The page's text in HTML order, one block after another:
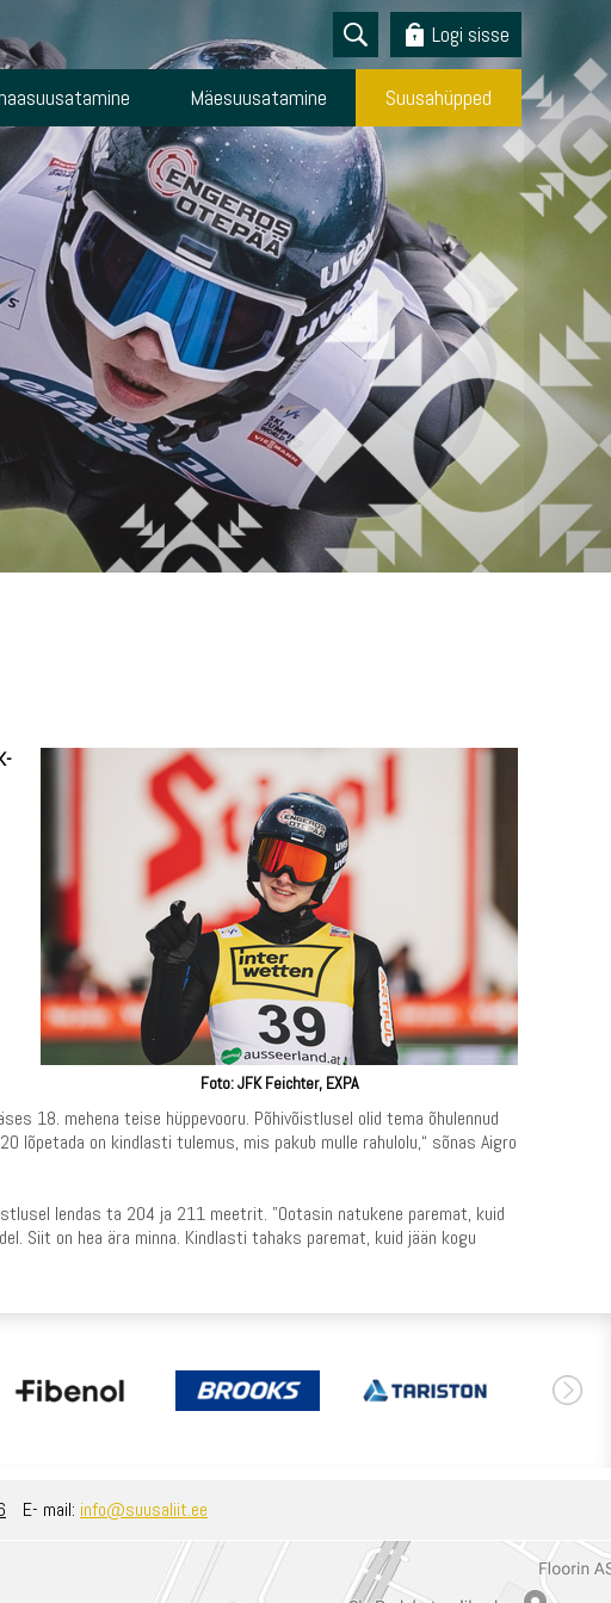
Logi sisse
Mäesuusatamine Suusahüpped
Foto: JFK Feichter, EXPA
18. mehena teise hüppevooru. Põhivõistlusel olid tema õhulennud
on kindlasti tulemus, mis pakub mulle rahulolu,“ sõnas Aigro
lendas ta 204 ja 211 meetrit. "Ootasin natukene paremat, kuid
Siit on hea ära minna. Kindlasti tahaks paremat, kuid jään kogu
E- mail: info@suusaliit.ee